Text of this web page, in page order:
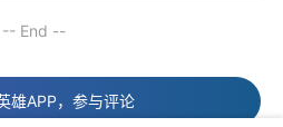
-- End --
雄APP，参与评论